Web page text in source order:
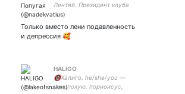
Лентяй. Президент клуба
любителей папугов Арт-
Только вместо лени подавленность
и депрессия 🥰
HALIGO
🔞Хáлиго. he/she/you —
мне похую. порноисус,